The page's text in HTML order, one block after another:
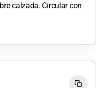
calzada. Circular con